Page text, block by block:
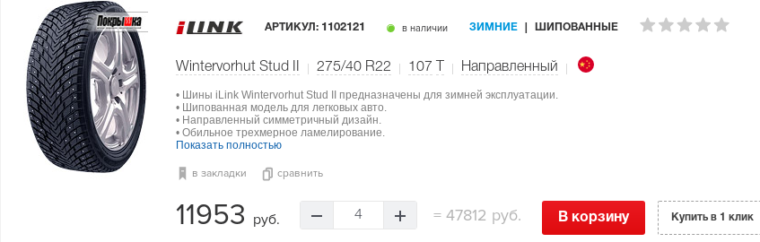
АРТИКУЛ: 1102121 в наличии ЗИМНИЕ ШИПОВАННЫЕ
Wintervorhut Stud II 275/40 R22 107 Направленный
• Шины iLink Wintervorhut Stud II предназначены для зимней эксплуатации.
• Шипованная модель для легковых авто.
• Направленный симметричный дизайн.
• Обильное трехмерное ламелирование.
Показать полностью
в закладки сравнить
11953 руб. 4 =47812 руб. В корзину Купить в 1 клик